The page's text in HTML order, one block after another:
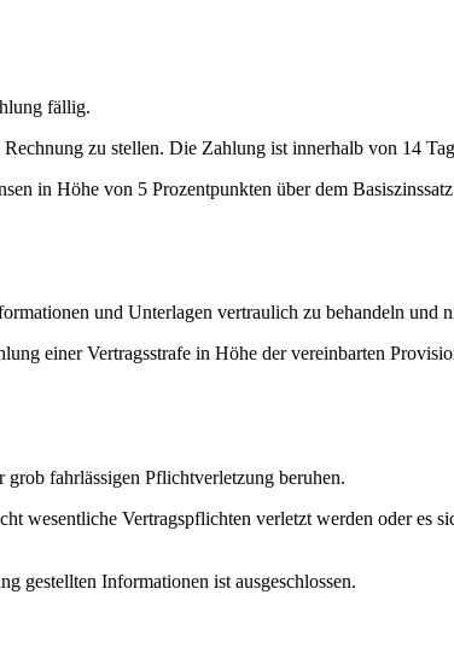
fällig.
zu stellen. Die Zahlung ist innerhalb von 14
in Höhe von 5 Prozentpunkten über dem
und Unterlagen vertraulich zu behandeln und
einer Vertragsstrafe in Höhe der vereinbarten
fahrlässigen Pflichtverletzung beruhen.
wesentliche Vertragspflichten verletzt werden oder es
gestellten Informationen ist ausgeschlossen.